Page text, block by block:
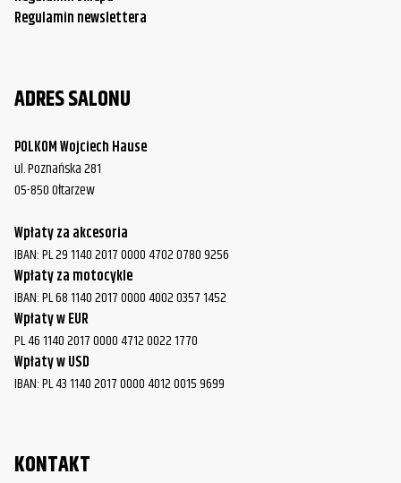
Regulamin newslettera
ADRES SALONU
POLKOM Wojciech Hause
ul. Poznańska 281
05-850 Ołtarzew
Wpłaty za akcesoria
IBAN: PL 29 1140 2017 0000 4702 0780 9256
Wpłaty za motocykle
IBAN: PL 68 1140 2017 0000 4002 0357 1452
Wpłaty w EUR
PL 46 1140 2017 0000 4712 0022 1770
Wpłaty w USD
IBAN: PL 43 1140 2017 0000 4012 0015 9699
KONTAKT